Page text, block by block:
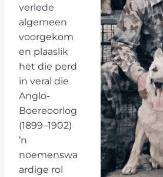
verlede
algemeen
voorgekom
en plaaslik
het die perd
in veral die
Anglo-
Boereoorlog
(1899–1902)
’n
noemenswa
ardige rol